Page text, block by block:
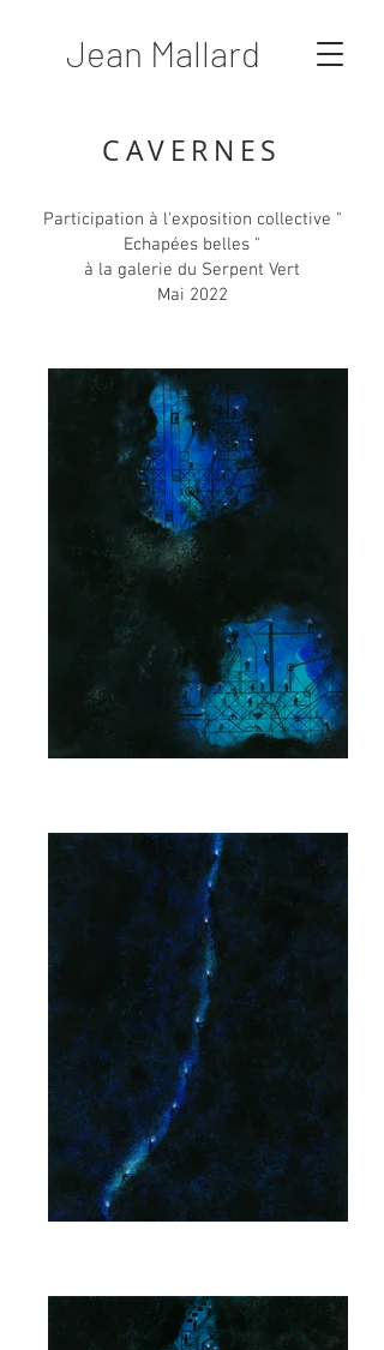
Jean Mallard
CAVERNES
Participation à l'exposition collective "
Echapées belles "
à la galerie du Serpent Vert
Mai 2022